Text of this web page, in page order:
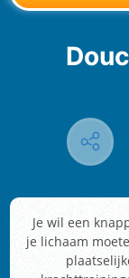
Je wil een
je lichaam